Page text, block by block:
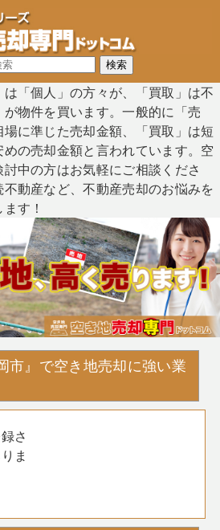
「個人」の方々が、「買取」は不
物件を買います。一般的に「売
に準じた売却金額、「買取」は短
の売却金額と言われています。空
中の方はお気軽にご相談くださ
動産など、不動産売却のお悩みを
す！
市』で空き地売却に強い業
さ
ま